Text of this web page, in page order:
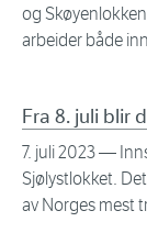
og
arbeider både
Fra 8. juli blir
7. juli 2023—
Sjølystlokket.
av Norges mest